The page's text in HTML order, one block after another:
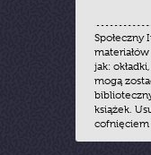
Społeczny
jak:
mogą
książek.
cofnięciem